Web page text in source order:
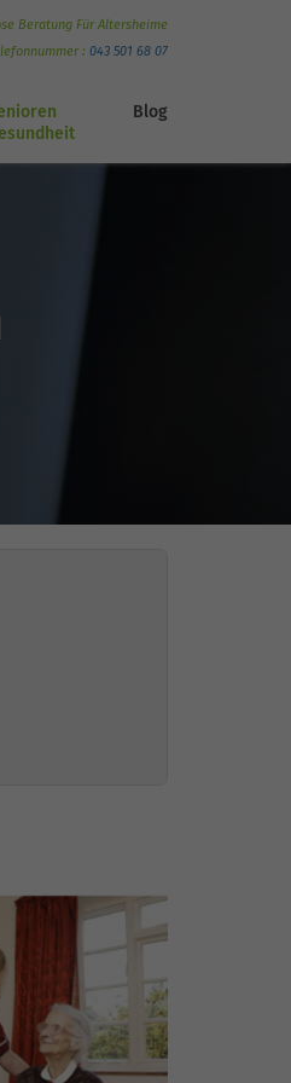
Beratung Für Altersheime
: 043 501 68 07
Blog